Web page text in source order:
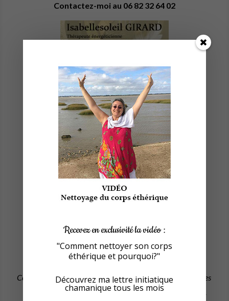
Contactez-moi au 06 82 32 64 02
Autres activités
séjours avec séances chamaniques, cérémonies celtes,
interventions et ateliers nature en entreprises,
Sorties Nature tout public et ateliers chamaniques
Conférences sur le Chamanisme et les thérapies alternatives
Activités Artistiques dans le cadre associatif uniquement
Recevez en exclusivité la vidéo :
"Comment nettoyer son corps
éthérique et pourquoi?"
Découvrez ma lettre initiatique
chamanique tous les mois